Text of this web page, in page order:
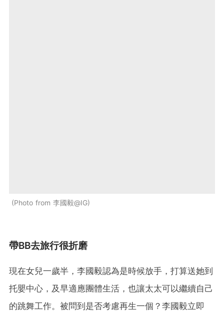
Photo from 李國毅@IG
帶BB去旅行很折磨
現在女兒一歲半，李國毅認為是時候放手，打算送她到
托嬰中心，及早適應團體生活，也讓太太可以繼續自己
的跳舞工作。被問到是否考慮再生一個？李國毅立即